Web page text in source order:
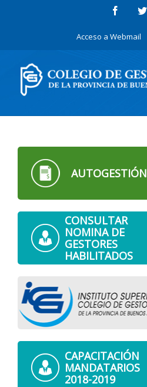
Acceso a Webmail
AUTOGESTIÓN
CONSULTAR
NOMINA DE
GESTORES
HABILITADOS
CAPACITACIÓN
MANDATARIOS
2018-2019